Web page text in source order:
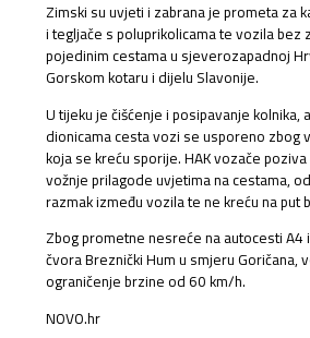
Zimski su uvjeti i zabrana je prometa za
i tegljače s poluprikolicama te vozila bez
pojedinim cestama u sjeverozapadnoj
Gorskom kotaru i dijelu Slavonije.
U tijeku je čišćenje i posipavanje kolnika,
dionicama cesta vozi se usporeno zbog
koja se kreću sporije. HAK vozače
vožnje prilagode uvjetima na cestama,
razmak između vozila te ne kreću na put
Zbog prometne nesreće na autocesti A4
čvora Breznički Hum u smjeru Goričana,
ograničenje brzine od 60 km/h.
NOVO.hr